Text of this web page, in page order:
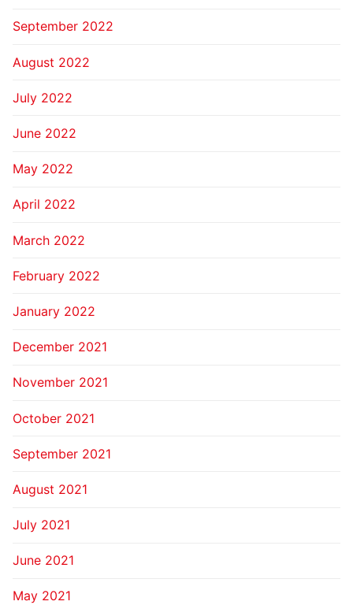
September 2022
August 2022
July 2022
June 2022
May 2022
April 2022
March 2022
February 2022
January 2022
December 2021
November 2021
October 2021
September 2021
August 2021
July 2021
June 2021
May 2021